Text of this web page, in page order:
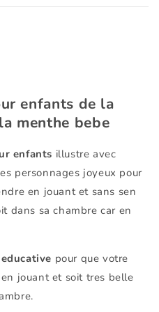
enfants de la
menthe bebe
enfants illustre avec
personnages joyeux pour
en jouant et sans sen
dans sa chambre car en
pour que votre
jouant et soit tres belle